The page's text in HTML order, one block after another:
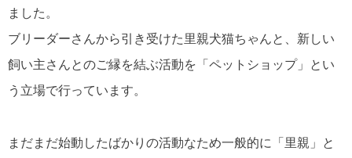
ました。
ブリーダーさんから引き受けた里親犬猫ちゃんと、新しい
飼い主さんとのご縁を結ぶ活動を「ペットショップ」とい
う立場で行っています。
まだまだ始動したばかりの活動なため一般的に「里親」と